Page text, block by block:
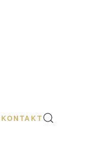
KONTAKT